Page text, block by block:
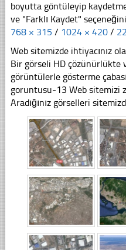
boyutta göntüleyip
ve "Farklı Kaydet"
768 × 315 / 1024 × 420 /
Web sitemizde ihtiyacınız
Bir görseli HD çözünürlükte
görüntülerle gösterme
goruntusu-13 Web sitemizi
Aradığınız görselleri